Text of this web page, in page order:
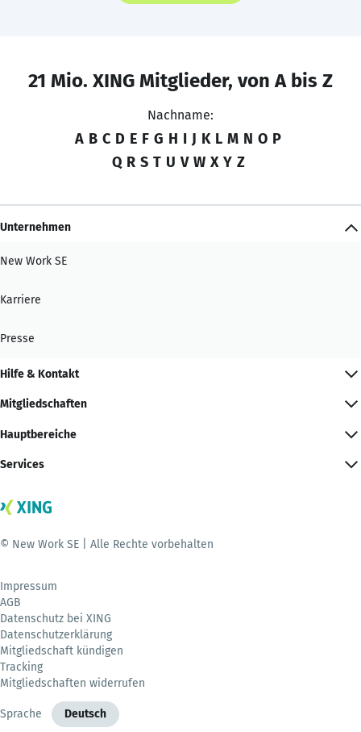
21 Mio. XING Mitglieder, von A bis Z
Nachname:
A B C D E F G H I J K L M N O P
Q R S T U V W X Y Z
Unternehmen
New Work SE
Karriere
Presse
Hilfe & Kontakt
Mitgliedschaften
Hauptbereiche
Services
© New Work SE | Alle Rechte vorbehalten
Impressum
AGB
Datenschutz bei XING
Datenschutzerklärung
Mitgliedschaft kündigen
Tracking
Mitgliedschaften widerrufen
Sprache Deutsch